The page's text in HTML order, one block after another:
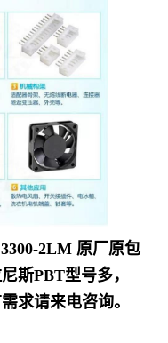
2LM 原厂原包
斯PBT型号多，
求请来电咨询。